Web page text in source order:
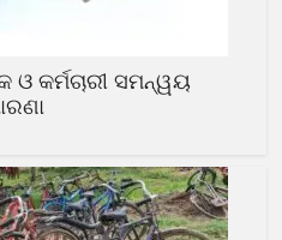
କର୍ମଚାରୀ ସମନ୍ୱୟ